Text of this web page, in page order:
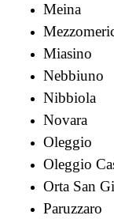
Meina
Miasino
Nebbiuno
Nibbiola
Novara
Oleggio
Oleggio
Orta San
Paruzzaro